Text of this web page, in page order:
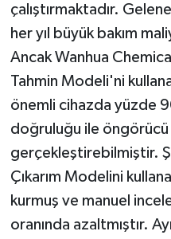
çalıştırmaktadır.
her yıl büyük bakım
Ancak Wanhua
Tahmin Modeli'ni
önemli cihazda yüzde
doğruluğu ile öngörücü
gerçekleştirebilmiştir.
Çıkarım Modelini
kurmuş ve manuel
oranında azaltmıştır.